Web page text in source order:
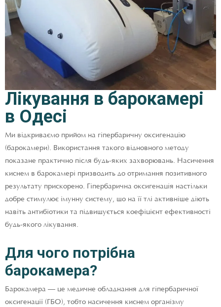
Лікування в барокамері
в Одесі
Ми відкриваємо прийом на гіпербаричну оксигенацію
(барокамери). Використання такого відновного методу
показане практично після будь-яких захворювань. Насичення
киснем в барокамері призводить до отримання позитивного
результату прискорено. Гіпербарична оксигенація настільки
добре стимулює імунну систему, що на її тлі активніше діють
навіть антибіотики та підвищується коефіцієнт ефективності
будь-якого лікування.
Для чого потрібна
барокамера?
Барокамера — це медичне обладнання для гіпербаричної
оксигенації (ГБО), тобто насичення киснем організму